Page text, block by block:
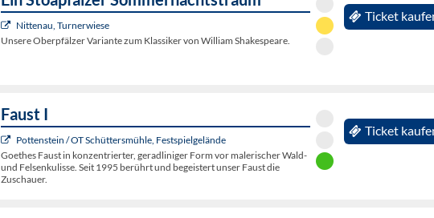
Nittenau, Turnerwiese
Unsere Oberpfälzer Variante zum Klassiker von William Shakespeare.
Ticket
Faust I
Pottenstein / OT Schüttersmühle, Festspielgelände
Goethes Faust in konzentrierter, geradliniger Form vor malerischer Wald-
und Felsenkulisse. Seit 1995 berührt und begeistert unser Faust die
Zuschauer.
Ticket